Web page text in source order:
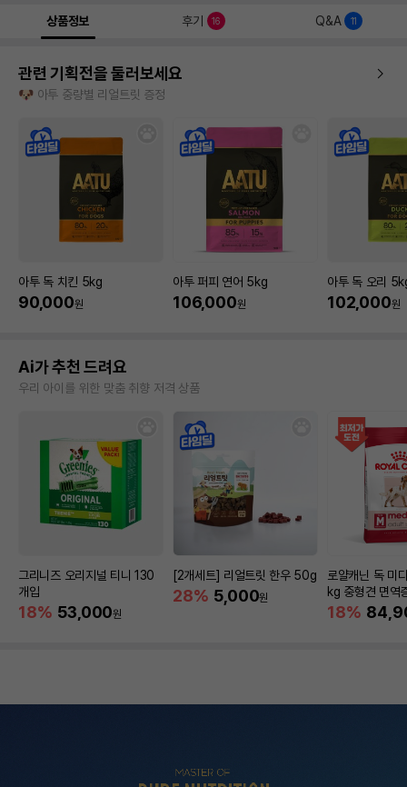
상품정보 후기 16 Q&A 11
관련 기획전을 둘러보세요
🐶 아투 중량별 리얼트릿 증정
아투 독 치킨 5kg
90,000원
아투 퍼피 연어 5kg
106,000원
아투 독 오리
102,000원
Ai가 추천 드려요
우리 아이를 위한 맞춤 취향 저격 상품
그리니즈 오리지널 티니 130
개입
18% 53,000원
[2개세트] 리얼트릿 한우 50g
28% 5,000원
로얄캐닌 독 미
kg 중형견 면역
18%